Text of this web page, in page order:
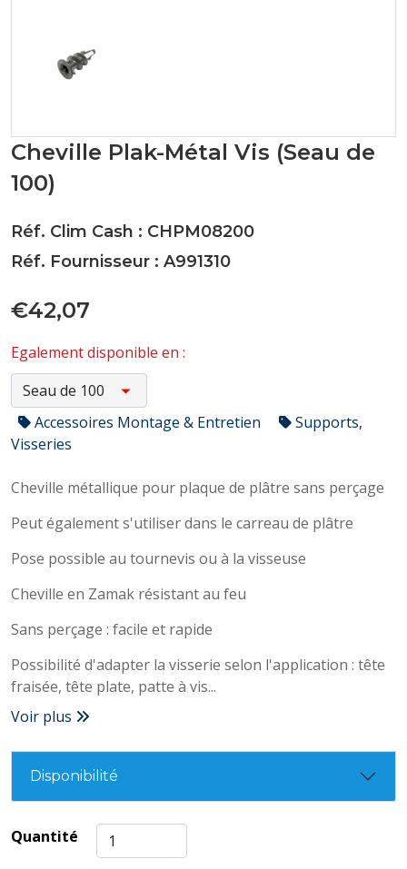
Cheville Plak-Métal Vis (Seau de
100)
Réf. Clim Cash : CHPM08200
Réf. Fournisseur : A991310
€42,07
Egalement disponible en :
Accessoires Montage & Entretien
Supports,
Visseries
Cheville métallique pour plaque de plâtre sans perçage
Peut également s'utiliser dans le carreau de plâtre
Pose possible au tournevis ou à la visseuse
Cheville en Zamak résistant au feu
Sans perçage : facile et rapide
Possibilité d'adapter la visserie selon l'application : tête
fraisée, tête plate, patte à vis...
Voir plus
Disponibilité
Quantité